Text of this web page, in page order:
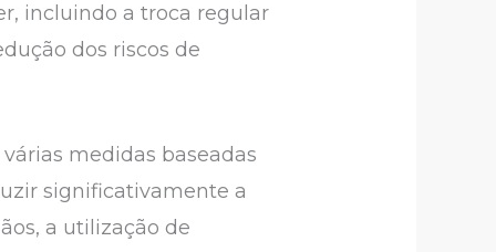
incluindo a troca regular
dos riscos de
medidas baseadas
significativamente a
a utilização de